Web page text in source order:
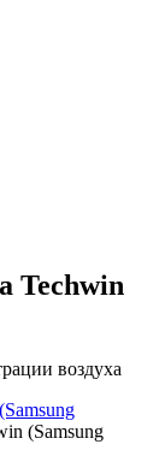
Techwin
воздуха
(Samsung